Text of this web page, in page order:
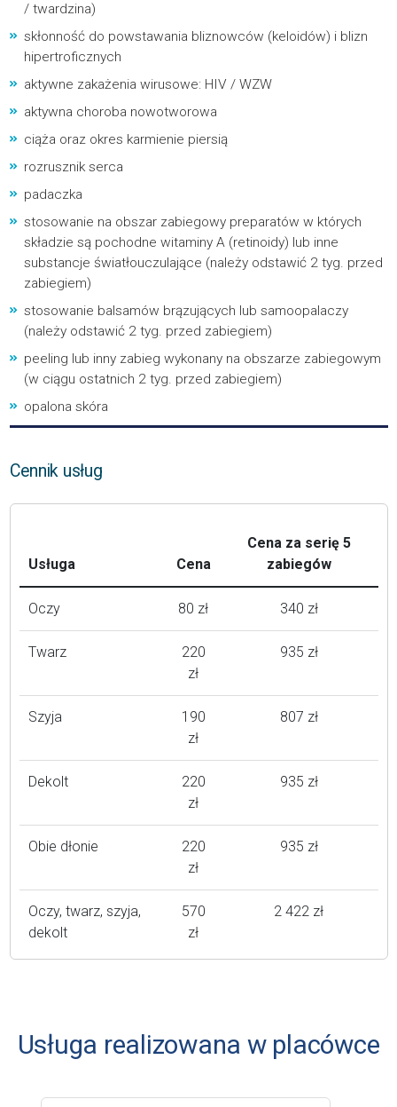
/ twardzina)
skłonność do powstawania bliznowców (keloidów) i blizn
hipertroficznych
aktywne zakażenia wirusowe: HIV / WZW
aktywna choroba nowotworowa
ciąża oraz okres karmienie piersią
rozrusznik serca
padaczka
stosowanie na obszar zabiegowy preparatów w których
składzie są pochodne witaminy A (retinoidy) lub inne
substancje światłouczulające (należy odstawić 2 tyg. przed
zabiegiem)
stosowanie balsamów brązujących lub samoopalaczy
(należy odstawić 2 tyg. przed zabiegiem)
peeling lub inny zabieg wykonany na obszarze zabiegowym
(w ciągu ostatnich 2 tyg. przed zabiegiem)
opalona skóra
Cennik usług
Usługa Cena
Cena za serię 5
zabiegów
Oczy 80 zł 340 zł
Twarz
220
zł
935 zł
Szyja
190
zł
807 zł
Dekolt
220
zł
935 zł
Obie dłonie
220
zł
935 zł
Oczy, twarz, szyja,
dekolt
570
zł
2 422 zł
Usługa realizowana w placówce